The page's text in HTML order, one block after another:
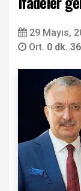
29 Mayıs,
Ort. 0 dk.